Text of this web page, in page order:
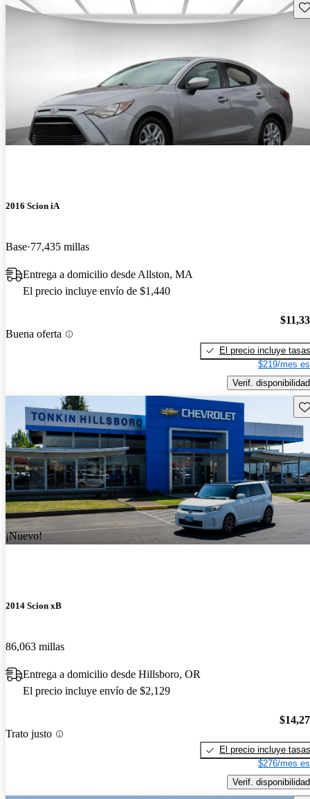
2016 Scion iA
Base 77,435 millas
Entrega a domicilio desde Allston, MA
El precio incluye envío de $1,440
Buena oferta
El precio incluye tasas
$219/mes
Verif. disponibilidad
¡Nuevo!
2014 Scion xB
86,063 millas
Entrega a domicilio desde Hillsboro, OR
El precio incluye envío de $2,129
Trato justo
El precio incluye tasas
$276/mes
Verif. disponibilidad